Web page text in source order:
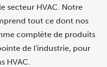
secteur HVAC. Notre
tout ce dont nos
complète de produits
de l'industrie, pour
HVAC.